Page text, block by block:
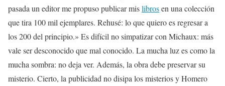
pasada un editor me propuso publicar mislibrosen una colección
que tira 100 mil ejemplares. Rehusé: lo que quiero es regresar a
los 200 del principio.» Es difícil no simpatizar con Michaux: más
vale ser desconocido que mal conocido. La mucha luz es como la
mucha sombra: no deja ver. Además, la obra debe preservar su
misterio. Cierto, la publicidad no disipa los misterios y Homero